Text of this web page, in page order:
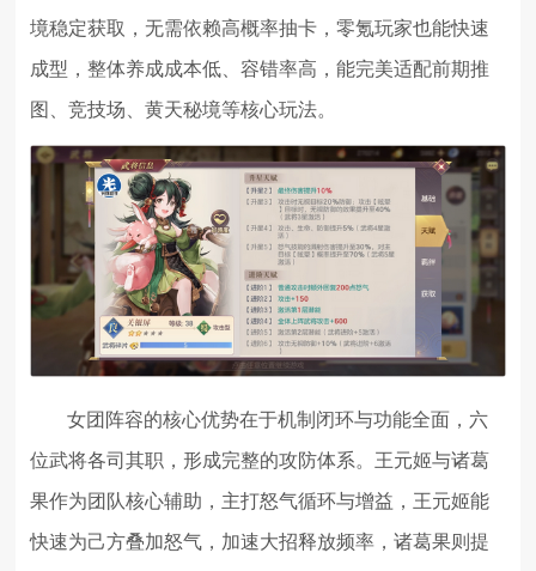
境稳定获取，无需依赖高概率抽卡，零氪玩家也能快速
成型，整体养成成本低、容错率高，能完美适配前期推
图、竞技场、黄天秘境等核心玩法。
女团阵容的核心优势在于机制闭环与功能全面，六
位武将各司其职，形成完整的攻防体系。王元姬与诸葛
果作为团队核心辅助，主打怒气循环与增益，王元姬能
快速为己方叠加怒气，加速大招释放频率，诸葛果则提